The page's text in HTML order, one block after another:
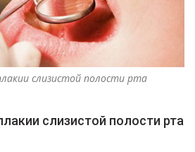
слизистой полости рта
слизистой полости рта